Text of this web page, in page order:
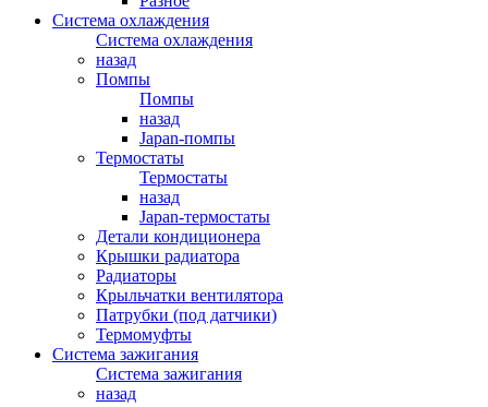
Система охлаждения
Система охлаждения
назад
Помпы
Помпы
назад
Japan-помпы
Термостаты
Термостаты
назад
Japan-термостаты
Детали кондиционера
Крышки радиатора
Радиаторы
Крыльчатки вентилятора
Патрубки (под датчики)
Термомуфты
Система зажигания
Система зажигания
назад